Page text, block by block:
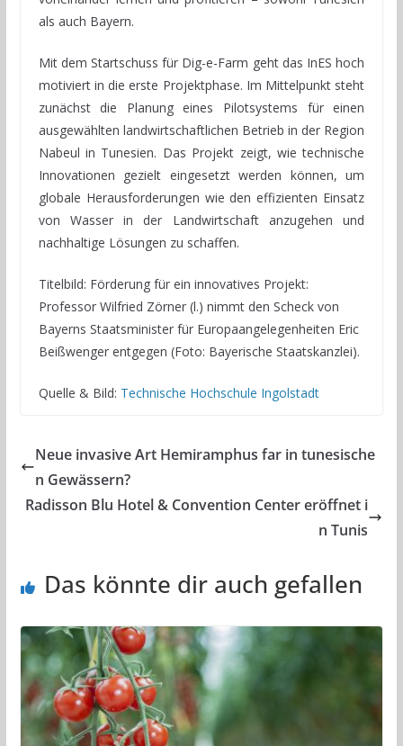
als auch Bayern.
Mit dem Startschuss für Dig-e-Farm geht das InES hoch
motiviert in die erste Projektphase. Im Mittelpunkt steht
zunächst die Planung eines Pilotsystems für einen
ausgewählten landwirtschaftlichen Betrieb in der Region
Nabeul in Tunesien. Das Projekt zeigt, wie technische
Innovationen gezielt eingesetzt werden können, um
globale Herausforderungen wie den effizienten Einsatz
von Wasser in der Landwirtschaft anzugehen und
nachhaltige Lösungen zu schaffen.
Titelbild: Förderung für ein innovatives Projekt:
Professor Wilfried Zörner (l.) nimmt den Scheck von
Bayerns Staatsminister für Europaangelegenheiten Eric
Beißwenger entgegen (Foto: Bayerische Staatskanzlei).
Quelle & Bild: Technische Hochschule Ingolstadt
Neue invasive Art Hemiramphus far in tunesische
n Gewässern?
Radisson Blu Hotel & Convention Center eröffnet i
n Tunis
Das könnte dir auch gefallen